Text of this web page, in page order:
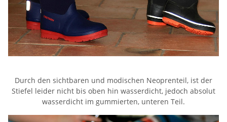
Durch den sichtbaren und modischen Neoprenteil, ist der
Stiefel leider nicht bis oben hin wasserdicht, jedoch absolut
wasserdicht im gummierten, unteren Teil.